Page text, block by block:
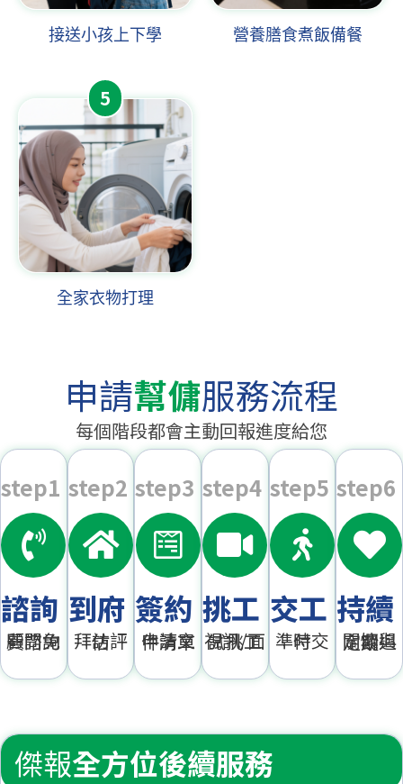
接送小孩上下學 營養膳食煮飯備餐
5
全家衣物打理
申請幫傭服務流程
每個階段都會主動回報進度給您
step1
諮詢
顧問免費諮詢
step2
到府
拜訪評估
step3
簽約
申請文件清單
step4
挑工
視訊/面試挑工
step5
交工
準時交付
step6
持續
關懷與定期追蹤
傑報全方位後續服務